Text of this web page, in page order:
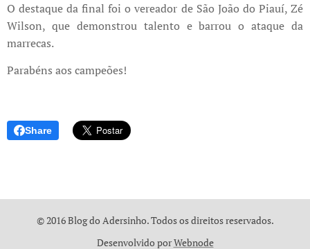
O destaque da final foi o vereador de São João do Piauí, Zé
Wilson, que demonstrou talento e barrou o ataque da
marrecas.
Parabéns aos campeões!
Share
© 2016 Blog do Adersinho. Todos os direitos reservados.
Desenvolvido porWebnode